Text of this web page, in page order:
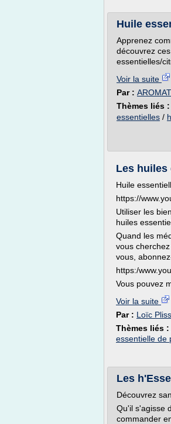
Huile
Apprenez
découvrez
essentielles/
Voir la suite
Par :
Thèmes liés :
essentielles /
Les huiles
Huile
https://
Utiliser les
huiles
Quand les
vous
vous,
https:/
Vous pouvez
Voir la suite
Par : Loïc
Thèmes liés :
essentielle de
Les
Découvrez
Qu'il s'agisse
commander